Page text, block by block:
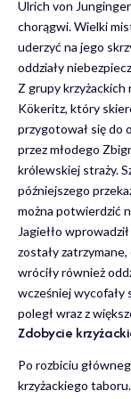
Ulrich von
chorągwi. Wielki
uderzyć na jego
oddziały
Z grupy krzyżackich
Kökeritz, który
przygotował się do
przez młodego
królewskiej straży.
późniejszego
można potwierdzić
Jagiełło
zostały
wróciły również
wcześniej wycofały
poległ wraz z
Zdobycie
Po rozbiciu
krzyżackiego